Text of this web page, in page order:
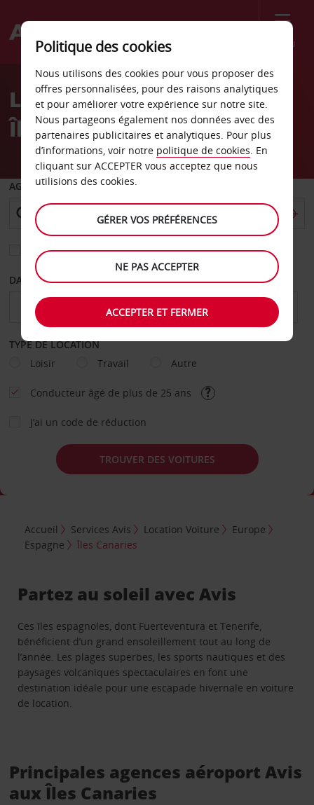
Menu
Welcome
AvisLocation de voiture aux
Îles Canaries
AGENCE DE DÉPART
Sélectionnez une autre agence de retour
DATE DE DÉPART DATE DE RETOUR
TYPE DE LOCATION
Loisir
Travail Autre
Conducteur âgé de plus de 25 ans
J’ai un code de réduction
TROUVER DES VOITURES
Accueil Services Avis Location Voiture
Europe
Espagne
Îles Canaries
Partez au soleil avec Avis
Ces îles espagnoles, dont Fuerteventura et Tenerife,
bénéficient d’un grand ensoleillement tout au long de
l’année. Les plages superbes, les sports nautiques et des
paysages volcaniques spectaculaires en font une
destination idéale pour une escapade hivernale en voiture
de location.
Principales agences aéroport Avis
aux Îles Canaries
Politique des cookies
Nous utilisons des cookies pour vous proposer des
offres personnalisées, pour des raisons analytiques
et pour améliorer votre expérience sur notre site.
Nous partageons également nos données avec des
partenaires publicitaires et analytiques. Pour plus
d’informations, voir notre politique de cookies. En
cliquant sur ACCEPTER vous acceptez que nous
utilisions des cookies.
GÉRER VOS PRÉFÉRENCES
NE PAS ACCEPTER
ACCEPTER ET FERMER